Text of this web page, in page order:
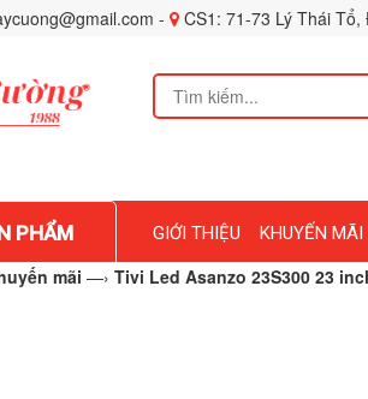
- CS1: 71-73 Lý Thái
PHẨM GIỚI THIỆU KHUYẾN MÃI
mãi —› Tivi Led Asanzo 23S300 23